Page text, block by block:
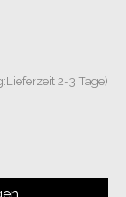
2-3 Tage)